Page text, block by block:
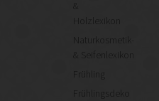
&
Holzlexikon
Naturkosmetik-
& Seifenlexikon
Frühling
Frühlingsdeko